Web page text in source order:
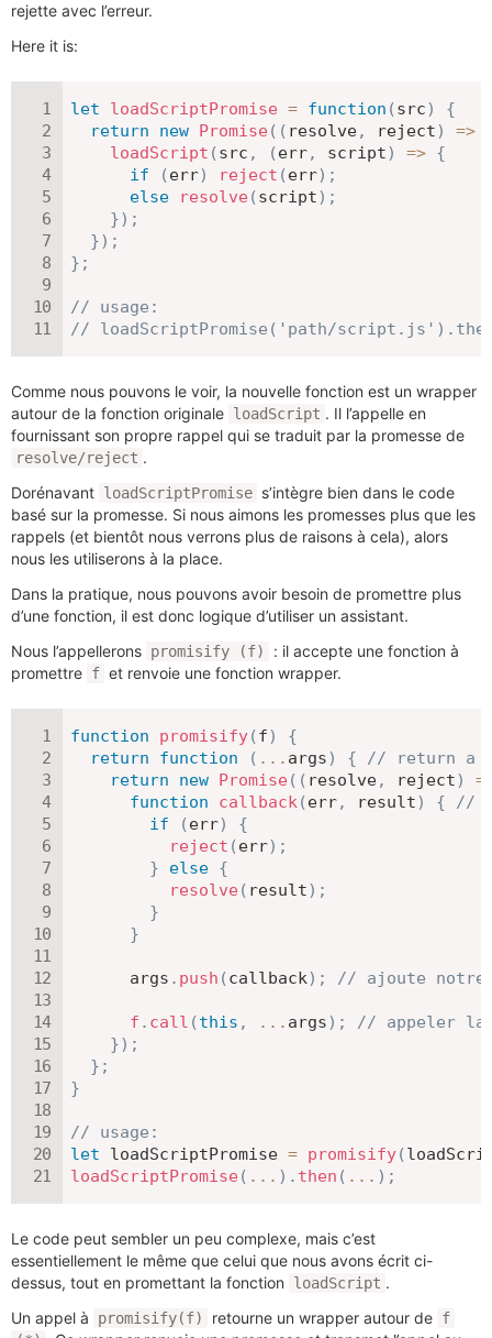
rejette avec l’erreur.
Here it is:
let loadScriptPromise = function (src)
{
return
new Promise ( ( resolve, reject) =>
loadScript (src , (err, script) => {
if
(err) reject (err) ;
else
resolve (script) ;
}) ;
}) ;
} ;
// usage:
// loadScriptPromise('path/
Comme nous pouvons le voir, la nouvelle fonction est un wrapper
autour de la fonction originale loadScript . Il l’appelle en
fournissant son propre rappel qui se traduit par la promesse de
resolve/reject .
Dorénavant loadScriptPromise s’intègre bien dans le code
basé sur la promesse. Si nous aimons les promesses plus que les
rappels (et bientôt nous verrons plus de raisons à cela), alors
nous les utiliserons à la place.
Dans la pratique, nous pouvons avoir besoin de promettre plus
d’une fonction, il est donc logique d’utiliser un assistant.
Nous l’appellerons promisify (f)
: il accepte une fonction à
promettre f et renvoie une fonction wrapper.
function promisify(f)
{
return
function ( ... args) {
// return a
return
new Promise ( ( resolve, reject)
function
callback(err, result) {
//
if
(err)
{
reject (err) ;
}
else {
resolve ( result) ;
}
}
      args
. push (callback) ; // ajoute notre
f . call (this , ... args) ;
// appeler la
}) ;
} ;
}
// usage:
let loadScriptPromise = promisify(
loadScriptPromise ( ... ) . then ( ... ) ;
Le code peut sembler un peu complexe, mais c’est
essentiellement le même que celui que nous avons écrit ci-
dessus, tout en promettant la fonction
loadScript .
Un appel à
promisify(f) retourne un wrapper autour de f